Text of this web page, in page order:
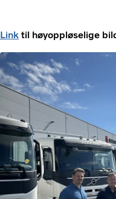
Link til høyoppløselige